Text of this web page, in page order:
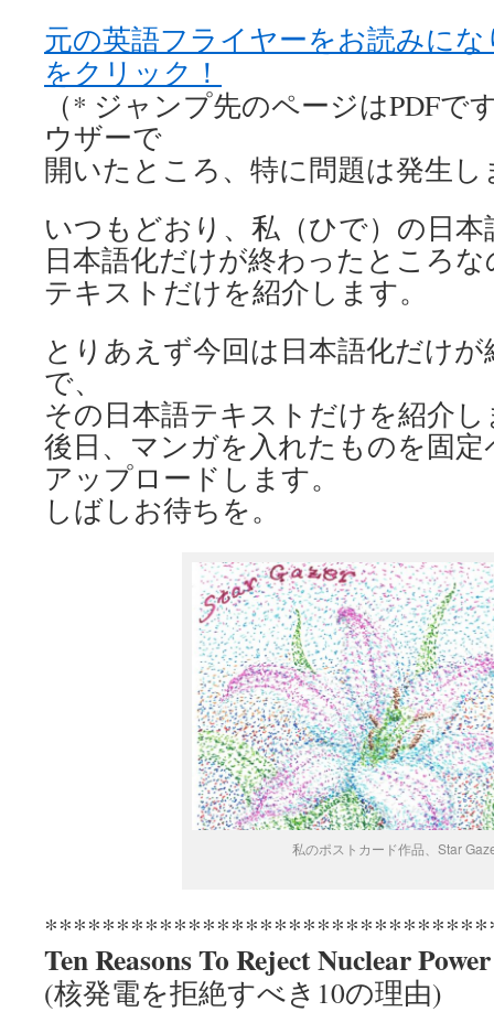
元の英語フライヤーをお読みに
をクリック！
（* ジャンプ先のページはPDFで
ウザーで
開いたところ、特に問題は発生
いつもどおり、私（ひで）の日本
日本語化だけが終わったところ
テキストだけを紹介します。
とりあえず今回は日本語化だけ
で、
その日本語テキストだけを紹介
後日、マンガを入れたものを固定
アップロードします。
しばしお待ちを。
私のポストカード作品、Star
Ten Reasons To Reject Nuclear Power
(核発電を拒絶すべき10の理由)